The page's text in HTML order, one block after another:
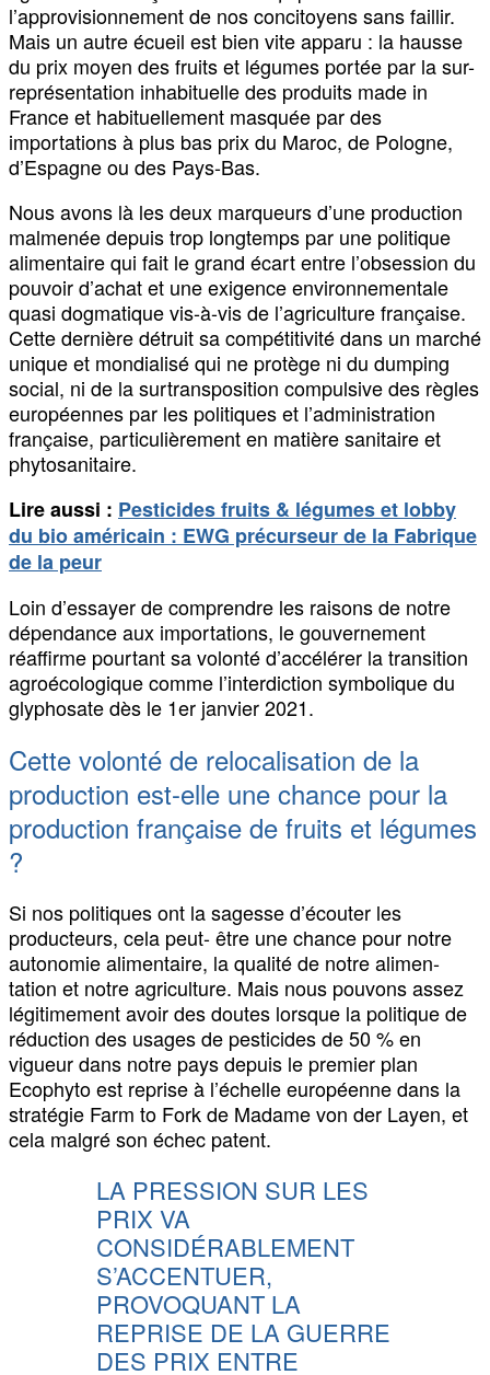
l’approvisionnement de nos concitoyens sans faillir.
Mais un autre écueil est bien vite apparu : la hausse
du prix moyen des fruits et légumes portée par la sur-
représentation inhabituelle des produits made in
France et habituellement masquée par des
importations à plus bas prix du Maroc, de Pologne,
d’Espagne ou des Pays-Bas.
Nous avons là les deux marqueurs d’une production
malmenée depuis trop longtemps par une politique
alimentaire qui fait le grand écart entre l’obsession du
pouvoir d’achat et une exigence environnementale
quasi dogmatique vis-à-vis de l’agriculture française.
Cette dernière détruit sa compétitivité dans un marché
unique et mondialisé qui ne protège ni du dumping
social, ni de la surtransposition compulsive des règles
européennes par les politiques et l’administration
française, particulièrement en matière sanitaire et
phytosanitaire.
Lire aussi : Pesticides fruits & légumes et lobby
du bio américain : EWG précurseur de la Fabrique
de la peur
Loin d’essayer de comprendre les raisons de notre
dépendance aux importations, le gouvernement
réaffirme pourtant sa volonté d’accélérer la transition
agroécologique comme l’interdiction symbolique du
glyphosate dès le 1er janvier 2021.
Cette volonté de relocalisation de la
production est-elle une chance pour la
production française de fruits et légumes
?
Si nos politiques ont la sagesse d’écouter les
producteurs, cela peut- être une chance pour notre
autonomie alimentaire, la qualité de notre alimen-
tation et notre agriculture. Mais nous pouvons assez
légitimement avoir des doutes lorsque la politique de
réduction des usages de pesticides de 50 % en
vigueur dans notre pays depuis le premier plan
Ecophyto est reprise à l’échelle européenne dans la
stratégie Farm to Fork de Madame von der Layen, et
cela malgré son échec patent.
LA PRESSION SUR LES
PRIX VA
CONSIDÉRABLEMENT
S’ACCENTUER,
PROVOQUANT LA
REPRISE DE LA GUERRE
DES PRIX ENTRE